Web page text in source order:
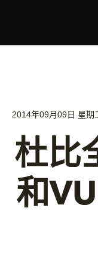
2014年09月09日 星期
杜比
和